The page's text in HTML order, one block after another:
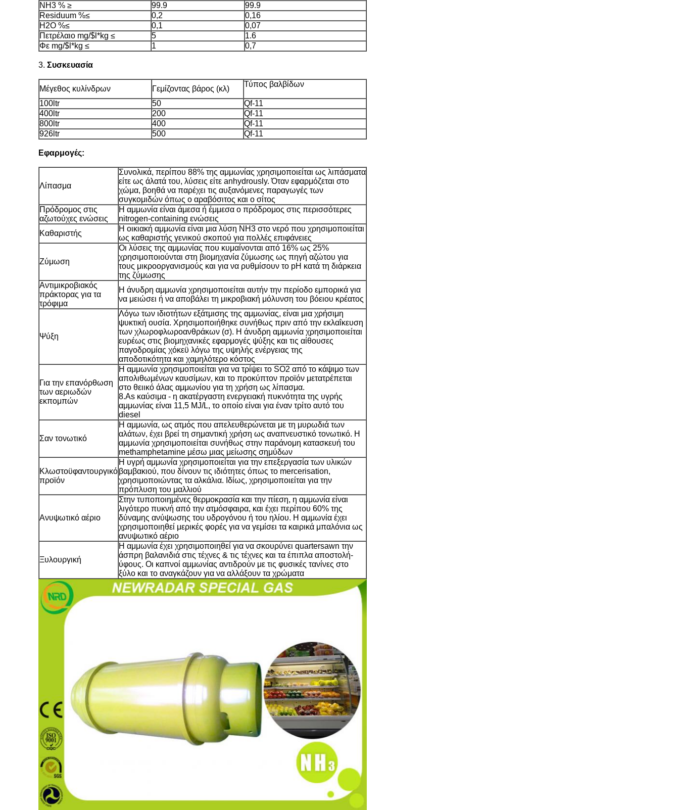
NH3 % ≥
99.9
99.9
Residuum %≤
0,2
0,16
H2O %≤
0,1
0,07
Πετρέλαιο mg/$l*kg ≤
5
1.6
Φε mg/$l*kg ≤
1 0,7
3. Συσκευασία
Μέγεθος κυλίνδρων Γεμίζοντας βάρος (κλ)
Τύπος βαλβίδων
100ltr 50
Qf-11
400ltr
200
Qf-11
800ltr
400
Qf-11
926ltr
500 Qf-11
Εφαρμογές:
Λίπασμα
Συνολικά, περίπου 88% της αμμωνίας χρησιμοποιείται ως λιπάσματα
είτε ως άλατά του, λύσεις είτε anhydrously. Όταν εφαρμόζεται στο
χώμα, βοηθά να παρέχει τις αυξανόμενες παραγωγές των
συγκομιδών όπως ο αραβόσιτος και ο σίτος
Πρόδρομος στις
αζωτούχες ενώσεις
Η αμμωνία είναι άμεσα ή έμμεσα ο πρόδρομος στις περισσότερες
nitrogen-containing ενώσεις
Καθαριστής
Η οικιακή αμμωνία είναι μια λύση NH3 στο νερό που χρησιμοποιείται
ως καθαριστής γενικού σκοπού για πολλές επιφάνειες
Ζύμωση
Οι λύσεις της αμμωνίας που κυμαίνονται από 16% ως 25%
χρησιμοποιούνται στη βιομηχανία ζύμωσης ως πηγή αζώτου για
τους μικροοργανισμούς και για να ρυθμίσουν το pH κατά τη διάρκεια
της ζύμωσης
Αντιμικροβιακός
πράκτορας για τα
τρόφιμα
Η άνυδρη αμμωνία χρησιμοποιείται αυτήν την περίοδο εμπορικά για
να μειώσει ή να αποβάλει τη μικροβιακή μόλυνση του βόειου κρέατος
Ψύξη
Λόγω των ιδιοτήτων εξάτμισης της αμμωνίας, είναι μια χρήσιμη
ψυκτική ουσία. Χρησιμοποιήθηκε συνήθως πριν από την εκλαΐκευση
των χλωροφλωροανθράκων (σ). Η άνυδρη αμμωνία χρησιμοποιείται
ευρέως στις βιομηχανικές εφαρμογές ψύξης και τις αίθουσες
παγοδρομίας χόκεϋ λόγω της υψηλής ενέργειας της
αποδοτικότητα και χαμηλότερο κόστος
Για την επανόρθωση
των αεριωδών
εκπομπών
Η αμμωνία χρησιμοποιείται για να τρίψει το SO2 από το κάψιμο των
απολιθωμένων καυσίμων, και το προκύπτον προϊόν μετατρέπεται
στο θειικό άλας αμμωνίου για τη χρήση ως λίπασμα.
8.As καύσιμα - η ακατέργαστη ενεργειακή πυκνότητα της υγρής
αμμωνίας είναι 11,5 MJ/L, το οποίο είναι για έναν τρίτο αυτό του
diesel
Σαν τονωτικό
Η αμμωνία, ως ατμός που απελευθερώνεται με τη μυρωδιά των
αλάτων, έχει βρεί τη σημαντική χρήση ως αναπνευστικό τονωτικό. Η
αμμωνία χρησιμοποιείται συνήθως στην παράνομη κατασκευή του
methamphetamine μέσω μιας μείωσης σημύδων
Κλωστοϋφαντουργικό
προϊόν
Η υγρή αμμωνία χρησιμοποιείται για την επεξεργασία των υλικών
βαμβακιού, που δίνουν τις ιδιότητες όπως το mercerisation,
χρησιμοποιώντας τα αλκάλια. Ιδίως, χρησιμοποιείται για την
πρόπλυση του μαλλιού
Ανυψωτικό αέριο
Στην τυποποιημένες θερμοκρασία και την πίεση, η αμμωνία είναι
λιγότερο πυκνή από την ατμόσφαιρα, και έχει περίπου 60% της
δύναμης ανύψωσης του υδρογόνου ή του ηλίου. Η αμμωνία έχει
χρησιμοποιηθεί μερικές φορές για να γεμίσει τα καιρικά μπαλόνια ως
ανυψωτικό αέριο
Ξυλουργική
Η αμμωνία έχει χρησιμοποιηθεί για να σκουρύνει quartersawn την
άσπρη βαλανιδιά στις τέχνες & τις τέχνες και τα έπιπλα αποστολή-
ύφους. Οι καπνοί αμμωνίας αντιδρούν με τις φυσικές τανίνες στο
ξύλο και το αναγκάζουν για να αλλάξουν τα χρώματα